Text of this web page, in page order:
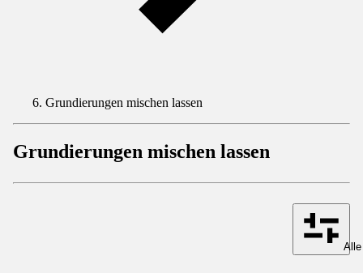
Grundierungen mischen lassen
Grundierungen mischen lassen